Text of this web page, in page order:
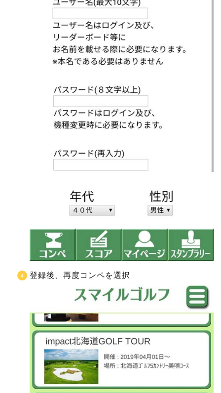
登録後、再度コンペを選択